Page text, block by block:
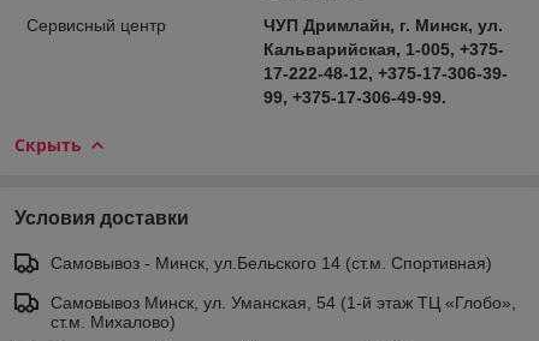
Сервисный центр
ЧУП Дримлайн, г. Минск, ул.
Кальварийская, 1-005, +375-
17-222-48-12, +375-17-306-39-
99, +375-17-306-49-99.
Скрыть
Условия доставки
Самовывоз - Минск, ул.Бельского 14 (ст.м. Спортивная)
Самовывоз Минск, ул. Уманская, 54 (1-й этаж ТЦ «Глобо»,
ст.м. Михалово)